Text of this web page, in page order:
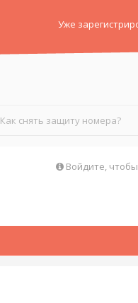
Уже
Как снять защиту номера?
Войдите,